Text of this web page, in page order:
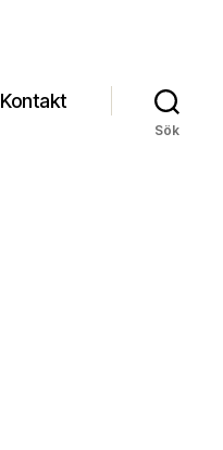
Kontakt
Sök